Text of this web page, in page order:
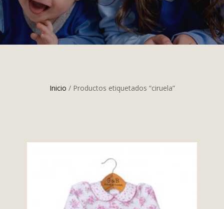
Inicio / Productos etiquetados “ciruela”